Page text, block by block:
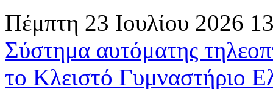
Πέμπτη 23 Ιουλίου 2026
Σύστημα αυτόματης
το Κλειστό Γυμναστήριο